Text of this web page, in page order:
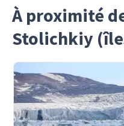
À proximité
Stolichkiy